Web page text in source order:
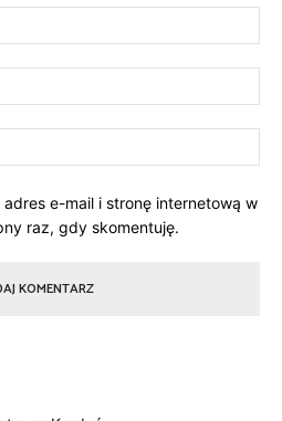
e-mail i stronę internetową w
raz, gdy skomentuję.